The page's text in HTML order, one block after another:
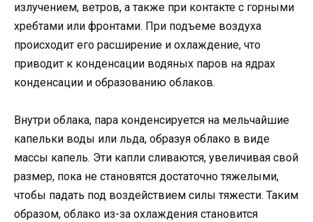
излучением, ветров, а также при контакте с горными
хребтами или фронтами. При подъеме воздуха
происходит его расширение и охлаждение, что
приводит к конденсации водяных паров на ядрах
конденсации и образованию облаков.
Внутри облака, пара конденсируется на мельчайшие
капельки воды или льда, образуя облако в виде
массы капель. Эти капли сливаются, увеличивая свой
размер, пока не становятся достаточно тяжелыми,
чтобы падать под воздействием силы тяжести. Таким
образом, облако из-за охлаждения становится